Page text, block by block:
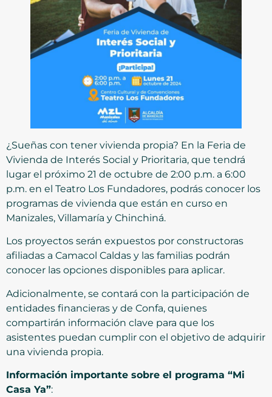
¿Sueñas con tener vivienda propia? En la Feria de
Vivienda de Interés Social y Prioritaria, que tendrá
lugar el próximo 21 de octubre de 2:00 p.m. a 6:00
p.m. en el Teatro Los Fundadores, podrás conocer los
programas de vivienda que están en curso en
Manizales, Villamaría y Chinchiná.
Los proyectos serán expuestos por constructoras
afiliadas a Camacol Caldas y las familias podrán
conocer las opciones disponibles para aplicar.
Adicionalmente, se contará con la participación de
entidades financieras y de Confa, quienes
compartirán información clave para que los
asistentes puedan cumplir con el objetivo de adquirir
una vivienda propia.
Información importante sobre el programa “Mi
Casa Ya”: